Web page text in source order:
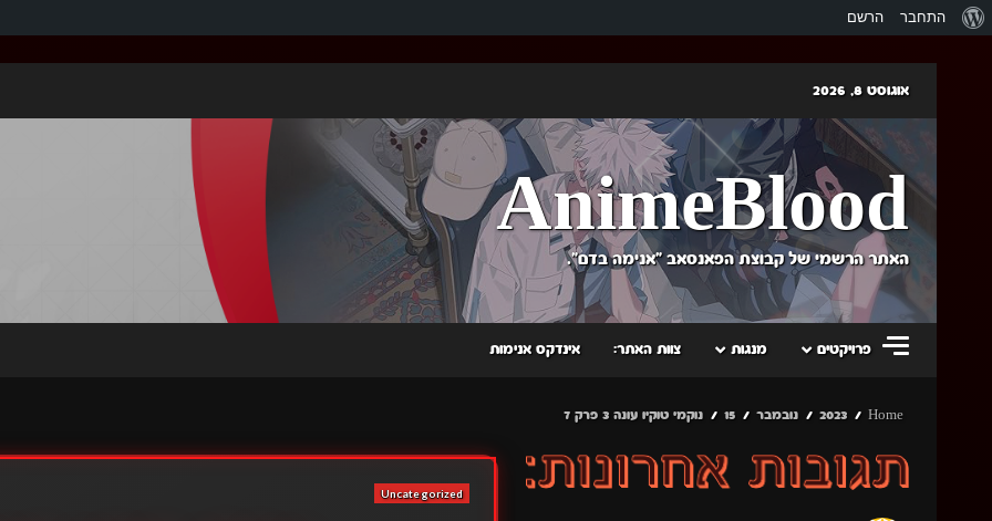
אודות
התחבר הרשם
content
אוגוסט 8, 2026
AnimeBlood
האתר הרשמי של קבוצת הפאנסאב "אנימה בדם".
פרויקטים מנגות צוות האתר: אינדקס אנימות
Home
2023 נובמבר 15 נוקמי טוקיו עונה 3 פרק 7
Uncategorized